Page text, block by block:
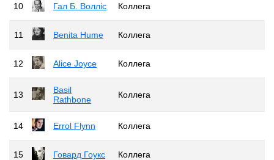
10 Гал Б. Волліс Коллега
11 Benita Hume Коллега
12 Alice Joyce Коллега
13
Basil
Rathbone
Коллега
14 Errol Flynn Коллега
15 Говард Гоукс Коллега